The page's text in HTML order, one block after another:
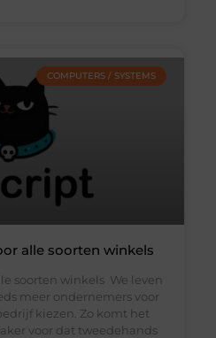
COMPUTERS / SYSTEMS
alle soorten winkels
soorten winkels We leven
meer ondernemers voor
kiezen. Zo komt het
voor dat tweedehands